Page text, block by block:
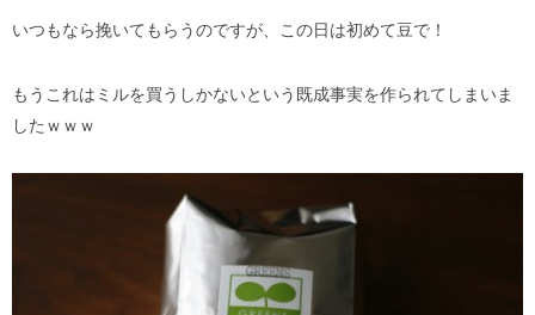
いつもなら挽いてもらうのですが、この日は初めて豆で！
もうこれはミルを買うしかないという既成事実を作られてしまいま
したｗｗｗ